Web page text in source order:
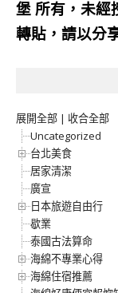
堡 所有，未經
轉貼，請以分
展開全部 | 收合全部
Uncategorized
台北美食
居家清潔
廣宣
日本旅遊自由行
歇業
泰國古法算命
海綿不專業心得
海綿住宿推薦